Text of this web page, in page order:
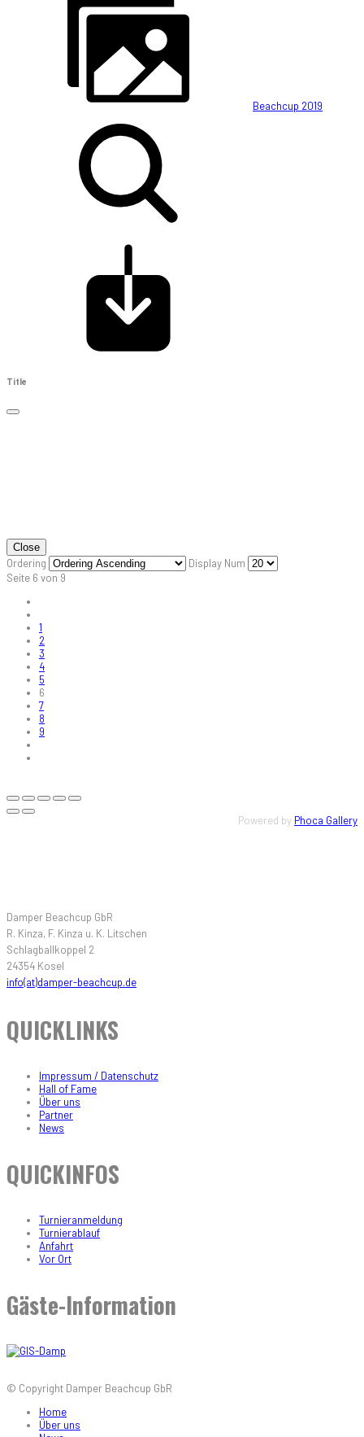
Beachcup 2019
Title
Close
Ordering
Display Num
Seite 6 von 9
1
2
3
4
5
6
7
8
9
Powered by Phoca Gallery
Damper Beachcup GbR
R. Kinza, F. Kinza u. K. Litschen
Schlagballkoppel 2
24354 Kosel
info(at)damper-beachcup.de
QUICKLINKS
Impressum / Datenschutz
Hall of Fame
Über uns
Partner
News
QUICKINFOS
Turnieranmeldung
Turnierablauf
Anfahrt
Vor Ort
Gäste-Information
© Copyright Damper Beachcup GbR
Home
Über uns